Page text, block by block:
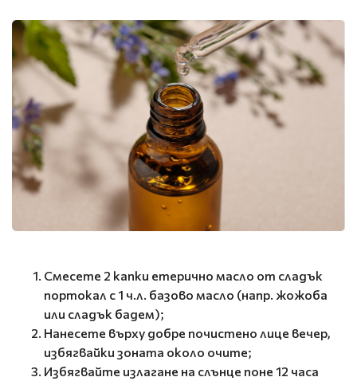
Смесете 2 капки етерично масло от сладък
портокал с 1 ч.л. базово масло (напр. жожоба
или сладък бадем);
Нанесете върху добре почистено лице вечер,
избягвайки зоната около очите;
Избягвайте излагане на слънце поне 12 часа